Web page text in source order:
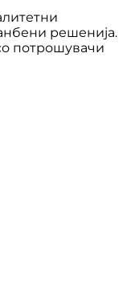
решенија.
потрошувачи